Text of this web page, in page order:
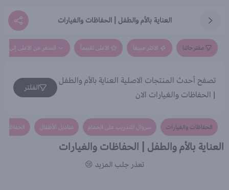
العناية بالأم والطفل | الحفاظات والغيارات
مقترحاتنا الاكثر مبيعاً الاعلى تقييماً السعر من الاعلى إلى
تصفح أحدث المنتجات الاصلية العناية بالأم والطفل
| الحفاظات والغيارات الان
الفلتر
الحفاظات والغيارات سروال للتدريب على الحمام مناديل الأطفال الحفاظات
العناية بالأم والطفل | الحفاظات والغيارات
تعذر جلب المزيد 😢